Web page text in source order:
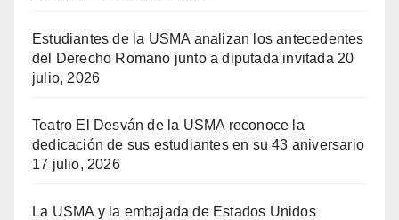
Estudiantes de la USMA analizan los antecedentes
del Derecho Romano junto a diputada invitada 20
julio, 2026
Teatro El Desván de la USMA reconoce la
dedicación de sus estudiantes en su 43 aniversario
17 julio, 2026
La USMA y la embajada de Estados Unidos